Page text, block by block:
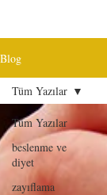
ataşehir diyetisyen
Blog
Tüm Yazılar
beslenme ve
diyet
zayıflama
Tüm Yazılar